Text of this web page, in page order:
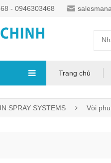
- 0946303468
Trang chủ
SPRAY SYSTEMS Vòi